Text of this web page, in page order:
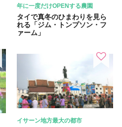
年に一度だけOPENする農園
タイで真冬のひまわりを見ら
れる「ジム・トンプソン・フ
ァーム」
イサーン地方最大の都市